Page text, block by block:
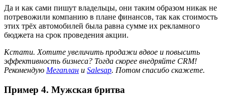
Да и как сами пишут владельцы, они таким образом никак не
потревожили компанию в плане финансов, так как стоимость
этих трёх автомобилей была равна сумме их рекламного
бюджета на срок проведения акции.
Кстати. Хотите увеличить продажи вдвое и повысить
эффективность бизнеса? Тогда скорее внедряйте CRM!
Рекомендую Мегаплан и Salesap. Потом спасибо скажете.
Пример 4. Мужская бритва